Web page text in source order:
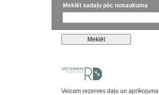
Meklēt sadaļu pēc nosaukuma
Veicam rezerves daļu un aprīkojuma